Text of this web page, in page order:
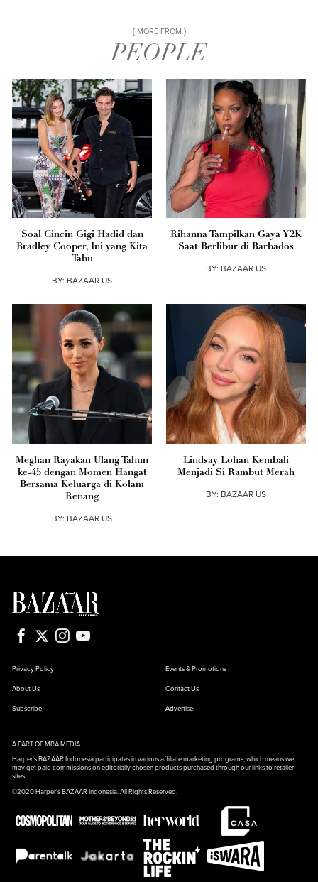
MORE FROM
PEOPLE
Soal Cincin Gigi Hadid dan
Bradley Cooper, Ini yang Kita
Tahu
BY: BAZAAR US
Rihanna Tampilkan Gaya Y2K
Saat Berlibur di Barbados
BY: BAZAAR US
Meghan Rayakan Ulang Tahun
ke-45 dengan Momen Hangat
Bersama Keluarga di Kolam
Renang
BY: BAZAAR US
Lindsay Lohan Kembali
Menjadi Si Rambut Merah
BY: BAZAAR US
Privacy Policy Events & Promotions
About Us Contact Us
Subscribe Advertise
A PART OF MRA MEDIA.
Harper's BAZAAR Indonesia participates in various affiliate marketing programs, which means we
may get paid commissions on editorially chosen products purchased through our links to retailer
sites.
©2020 Harper's BAZAAR Indonesia. All Rights Reserved.